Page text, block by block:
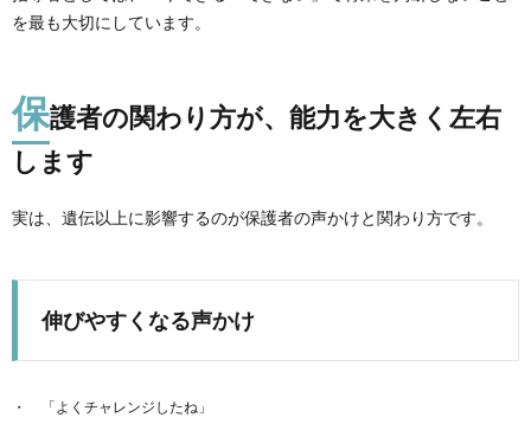
を最も大切にしています。
保護者の関わり方が、能力を大きく左右
します
実は、遺伝以上に影響するのが保護者の声かけと関わり方です。
伸びやすくなる声かけ
「よくチャレンジしたね」